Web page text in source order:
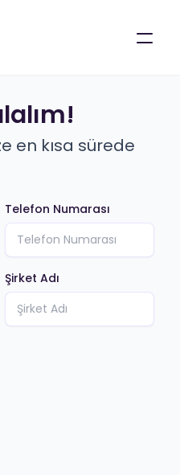
Blog
AI
Et
en kısa sürede
Telefon Numarası
Şirket Adı